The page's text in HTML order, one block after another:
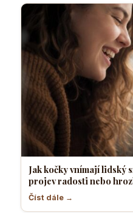
Jak kočky vnímají lidský
projev radosti nebo
Číst dále →